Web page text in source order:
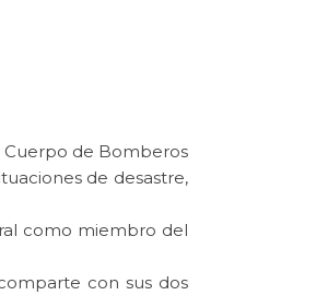
Cuerpo de Bomberos
de desastre,
como miembro del
con sus dos